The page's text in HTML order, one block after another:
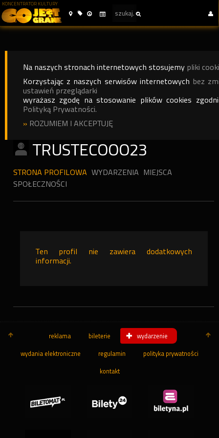
KONCENTRATOR KULTURY
Na naszych stronach internetowych stosujemy pliki
Korzystając z naszych serwisów internetowych bez
ustawień przeglądarki
wyrażasz zgodę na stosowanie plików cookies
Polityką Prywatności.
» ROZUMIEM I AKCEPTUJĘ
TRUSTECOOO23
STRONA PROFILOWA WYDARZENIA MIEJSCA
SPOŁECZNOŚCI
Ten profil nie zawiera dodatkowych
informacji.
reklama bileterie wydarzenie
wydania elektroniczne regulamin polityka prywatności
kontakt